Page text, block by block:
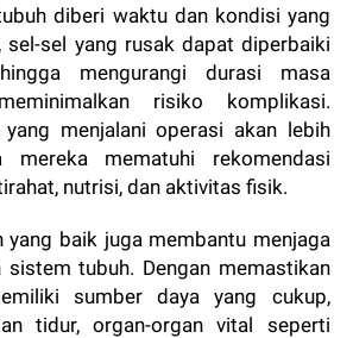
diberi waktu dan kondisi yang
sel-sel yang rusak dapat diperbaiki
mengurangi durasi masa
risiko komplikasi.
yang menjalani operasi akan lebih
mematuhi rekomendasi
nutrisi, dan aktivitas fisik.
yang baik juga membantu menjaga
tubuh. Dengan memastikan
sumber daya yang cukup,
tidur, organ-organ vital seperti